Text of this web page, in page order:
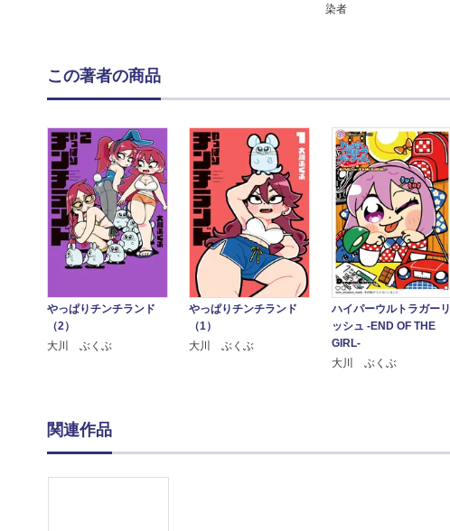
染者
この著者の商品
やっぱりチンチランド
（2）
大川 ぶくぶ
やっぱりチンチランド
（1）
大川 ぶくぶ
ハイパーウルトラガーリ
ッシュ -END OF THE
GIRL-
大川 ぶくぶ
関連作品